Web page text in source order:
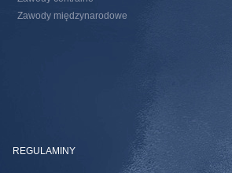
Zawody międzynarodowe
REGULAMINY